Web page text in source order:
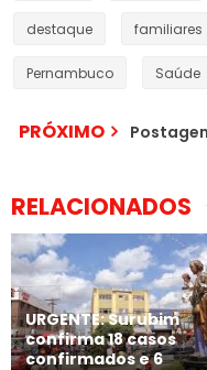
destaque familiares
Pernambuco Saúde
PRÓXIMO
RELACIONADOS
URGENTE: Surubim
confirma 18 casos
confirmados e 6